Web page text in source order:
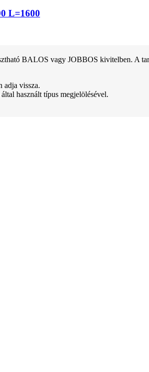
L=1600
BALOS vagy JOBBOS kivitelben. A
adja vissza.
használt típus megjelölésével.